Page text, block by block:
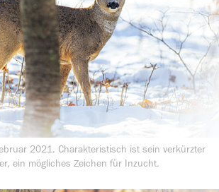
2021. Charakteristisch ist sein verkürzter
ein mögliches Zeichen für Inzucht.